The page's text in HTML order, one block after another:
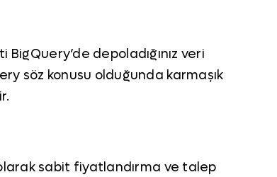
depoladığınız veri
söz konusu olduğunda karmaşık
sabit fiyatlandırma ve talep